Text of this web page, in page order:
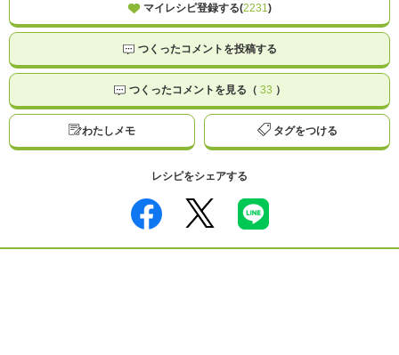
マイレシピ登録する(2231)
つくったコメントを投稿する
つくったコメントを見る（ 33 ）
わたしメモ タグをつける
レシピをシェアする